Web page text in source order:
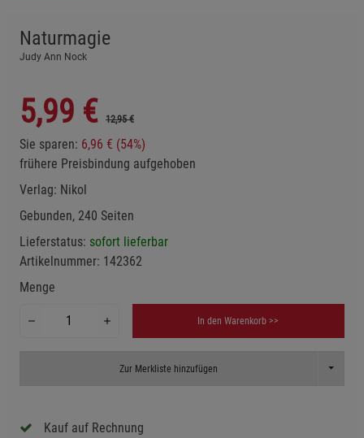
Naturmagie
Judy Ann Nock
5,99 € 12,95 €
Sie sparen: 6,96 € (54%)
frühere Preisbindung aufgehoben
Verlag: Nikol
Gebunden, 240 Seiten
Lieferstatus: sofort lieferbar
Artikelnummer: 142362
Menge
In den Warenkorb >>
Zur Merkliste hinzufügen Toggle
Kauf auf Rechnung